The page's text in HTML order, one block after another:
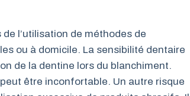
l’utilisation de méthodes de
ou à domicile. La sensibilité dentaire
de la dentine lors du blanchiment.
être inconfortable. Un autre risque